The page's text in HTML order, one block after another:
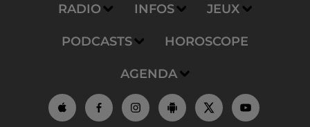
RADIO INFOS JEUX
PODCASTS HOROSCOPE
AGENDA